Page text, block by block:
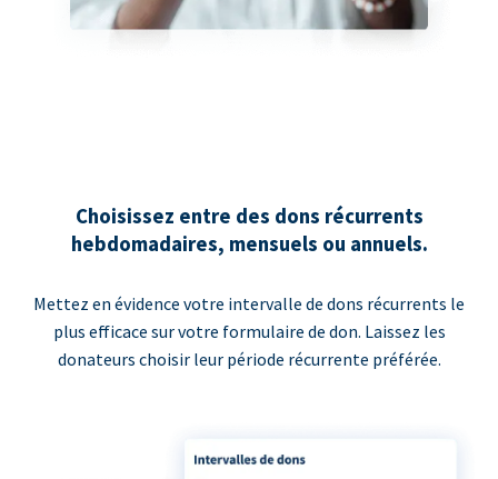
Choisissez entre des dons récurrents
hebdomadaires, mensuels ou annuels.
Mettez en évidence votre intervalle de dons récurrents le
plus efficace sur votre formulaire de don. Laissez les
donateurs choisir leur période récurrente préférée.